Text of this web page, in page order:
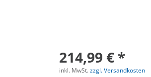
214,99 € *
inkl. MwSt.zzgl. Versandkosten